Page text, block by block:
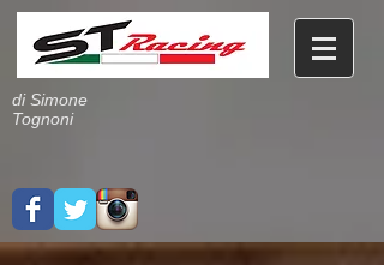
di Simone
Tognoni